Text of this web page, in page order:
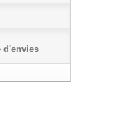
d'envies